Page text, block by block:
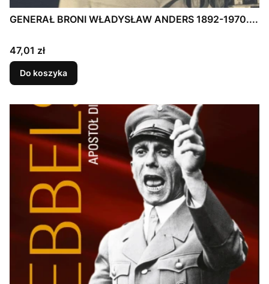
GENERAŁ BRONI WŁADYSŁAW ANDERS 1892-1970....
Cena
47,01 zł
Do koszyka